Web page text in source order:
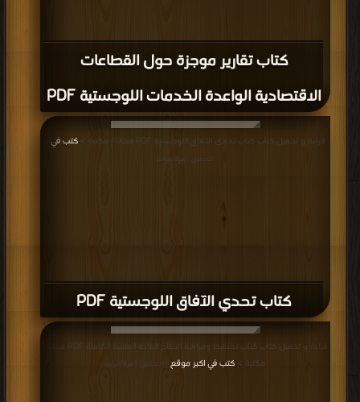
كتاب تقارير موجزة حول القطاعات
الاقتصادية الواعدة الخدمات اللوجستية PDF
كتاب تحدي الآفاق اللوجستية PDF
قراءة و تحميل كتاب كتاب تحدي الآفاق اللوجستية PDF مجانا | مكتبة > كتب في
التحميل : مرة/مرات
قراءة و تحميل كتاب كتاب تخطيط ومراقبة الانتاج المادة العلمية الكاملة PDF مجانا |
مكتبة > كتب في اكبر موقع | التحميل : مرة/مرات